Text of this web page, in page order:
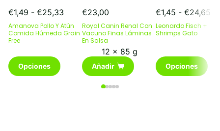
€1,49 - €25,33 Rango
de
precios:
desde
hasta
€25,33
Amanova Pollo Y Atún
Comida Húmeda Grain
Free
Opciones
Este
producto
€23,00
Royal Canin Renal Con
Vacuno Finas Láminas
En Salsa
12 x 85 g
Añadir
€1,45 - €24,65
Leonardo Fisch +
Shrimps Gato
Opciones
Este
producto